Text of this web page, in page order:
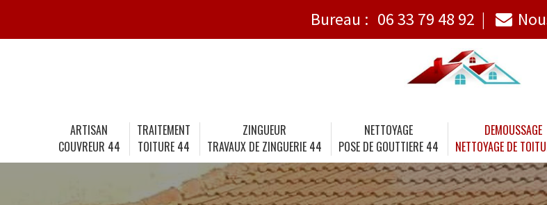
Bureau : 06 33 79 48 92
ARTISAN
COUVREUR 44
TRAITEMENT
TOITURE 44
ZINGUEUR
TRAVAUX DE ZINGUERIE 44
NETTOYAGE
POSE DE GOUTTIERE 44
DEMOUSSAGE
NETTOYAGE DE